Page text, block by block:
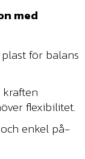
med
för balans
flexibilitet.
enkel på-